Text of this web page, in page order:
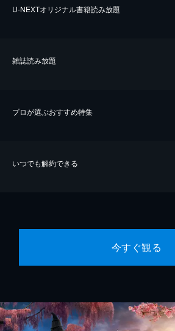
U-NEXTオリジナル書籍読み放題
雑誌読み放題
プロが選ぶおすすめ特集
いつでも解約できる
今すぐ観る